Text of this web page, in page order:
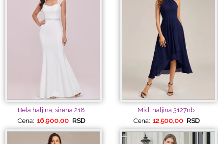
Bela haljina, sirena 218
Cena: 16.900,00 RSD
Midi haljina 3127nb
Cena: 12.500,00 RSD